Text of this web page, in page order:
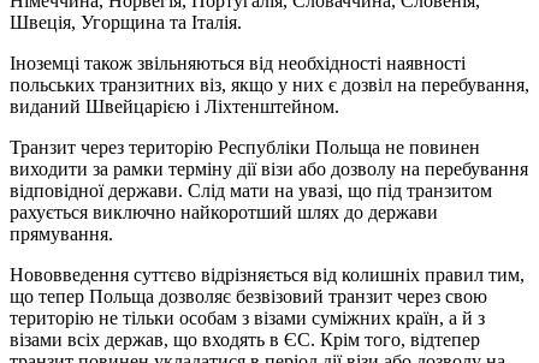
Швеція, Угорщина та Італія.
Іноземці також звільняються від необхідності наявності
польських транзитних віз, якщо у них є дозвіл на перебування,
виданий Швейцарією і Ліхтенштейном.
Транзит через територію Республіки Польща не повинен
виходити за рамки терміну дії візи або дозволу на перебування
відповідної держави. Слід мати на увазі, що під транзитом
рахується виключно найкоротший шлях до держави
прямування.
Нововведення суттєво відрізняється від колишніх правил тим,
що тепер Польща дозволяє безвізовий транзит через свою
територію не тільки особам з візами суміжних країн, а й з
візами всіх держав, що входять в ЄС. Крім того, відтепер